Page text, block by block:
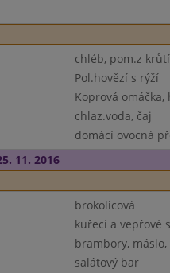
chléb, pom.z
Pol.hovězí s rýží
Koprová
chlaz.voda, čaj
domácí ovocná
11. 2016
brokolicová
kuřecí a vepřové
brambory,
salátový bar